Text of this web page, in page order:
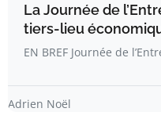
La Journée de
tiers-lieu
EN BREF Journée de
Adrien Noël